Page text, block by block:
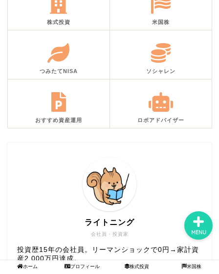
株式投資 米国株
つみたてNISA ソシャレン
おすすめ資産運用 ロボアドバイザー
会社員・投資家
ライトニング
投資歴15年の会社員。リーマンショックで0円→家計資
産2,000万円達成。
ホーム プロフィール 株式投資 米国株
MENU
ホーム
プロフィール